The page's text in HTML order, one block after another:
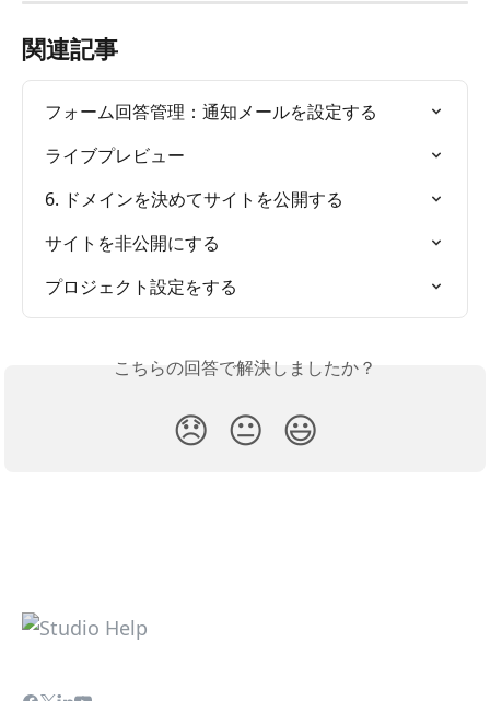
関連記事
フォーム回答管理：通知メールを設定する
ライブプレビュー
6. ドメインを決めてサイトを公開する
サイトを非公開にする
プロジェクト設定をする
こちらの回答で解決しましたか？
😞 😐 😃